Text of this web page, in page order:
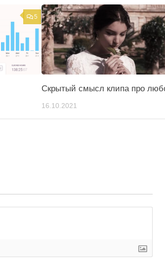
5
Скрытый смысл клипа про
16.10.2021